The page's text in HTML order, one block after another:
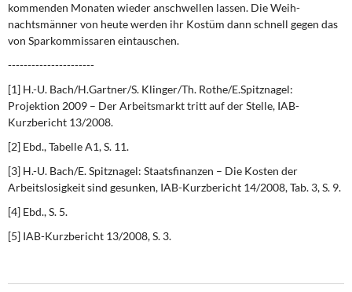
kommenden Monaten wieder anschwellen lassen. Die Weih­
nachtsmänner von heute werden ihr Kostüm dann schnell gegen das
von Sparkommis­saren eintauschen.
----------------------
[1] H.-U. Bach/H.Gartner/S. Klinger/Th. Rothe/E.Spitznagel:
Projektion 2009 – Der Arbeitsmarkt tritt auf der Stelle, IAB-
Kurzbericht 13/2008.
[2] Ebd., Tabelle A1, S. 11.
[3] H.-U. Bach/E. Spitznagel: Staatsfinanzen – Die Kosten der
Arbeitslosigkeit sind gesunken, IAB-Kurzbericht 14/2008, Tab. 3, S. 9.
[4] Ebd., S. 5.
[5] IAB-Kurzbericht 13/2008, S. 3.